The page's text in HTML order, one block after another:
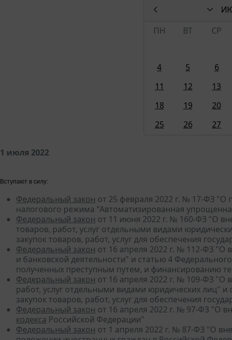
ПН
ВТ СР
4
5 6
11
12 13
18
19 20
25
26 27
1 июля 2022
Вступают в силу:
Федеральный закон от 25 февраля 2022 г. № 17-ФЗ "О
налогового режима "Автоматизированная
Федеральный закон от 11 июня 2022 г. № 160-ФЗ "О
товаров, работ, услуг отдельными видами
закупок товаров, работ, услуг для обеспечения
Федеральный закон от 16 апреля 2022 г. № 112-ФЗ "О
и банковской деятельности" и статью 4
полученных преступным путем, и финансированию
Федеральный закон от 16 апреля 2022 г. № 109-ФЗ "О
работ, услуг отдельными видами юридических лиц"
закупок товаров, работ, услуг для обеспечения
Федеральный закон от 16 апреля 2022 г. № 97-ФЗ "О
кодекса Российской Федерации"
Федеральный закон от 1 апреля 2022 г. № 87-ФЗ "О